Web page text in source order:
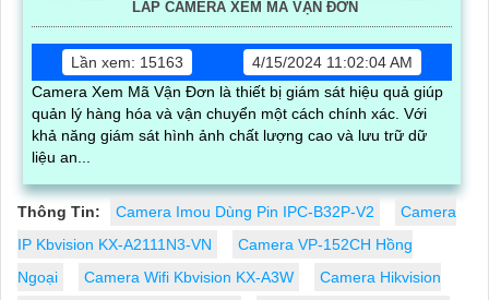
LẮP CAMERA XEM MÃ VẬN ĐƠN
Lần xem: 15163
4/15/2024 11:02:04 AM
Camera Xem Mã Vận Đơn là thiết bị giám sát hiệu quả giúp
quản lý hàng hóa và vận chuyển một cách chính xác. Với
khả năng giám sát hình ảnh chất lượng cao và lưu trữ dữ
liệu an...
Thông Tin: Camera Imou Dùng Pin IPC-B32P-V2
Camera
IP Kbvision KX-A2111N3-VN
Camera VP-152CH Hồng
Ngoại
Camera Wifi Kbvision KX-A3W
Camera Hikvision